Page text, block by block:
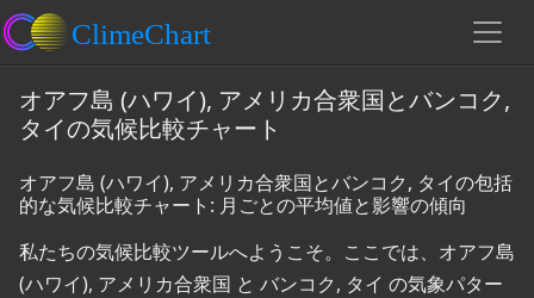
オアフ島 (ハワイ), アメリカ合衆国とバンコク,
タイの気候比較チャート
オアフ島 (ハワイ), アメリカ合衆国とバンコク, タイの包括
的な気候比較チャート: 月ごとの平均値と影響の傾向
私たちの気候比較ツールへようこそ。ここでは、オアフ島
(ハワイ), アメリカ合衆国 と バンコク, タイ の気象パター